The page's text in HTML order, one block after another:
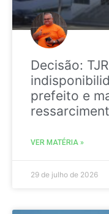
Decisão:
prefeito e
VER MATÉRIA »
29 de julho de 2026